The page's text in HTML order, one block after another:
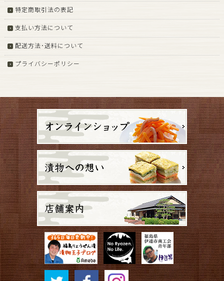
特定商取引法の表記
支払い方法について
配送方法･送料について
プライバシーポリシー